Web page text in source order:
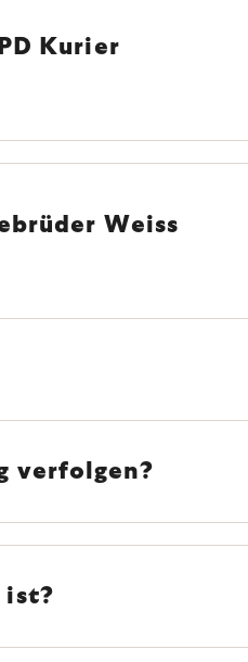
Kurier
Weiss
verfolgen?
ist?